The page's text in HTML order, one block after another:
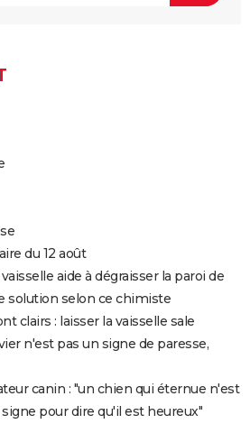
du 12 août
aide à dégraisser la paroi de
solution selon ce chimiste
clairs : laisser la vaisselle sale
n'est pas un signe de paresse,
canin : "un chien qui éternue n'est
pour dire qu'il est heureux"